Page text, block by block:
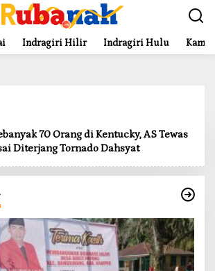
Indragiri Hilir Indragiri Hulu
70 Orang di Kentucky, AS Tewas
Diterjang Tornado Dahsyat